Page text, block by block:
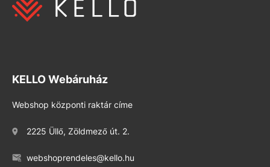
KELLO Webáruház
Webshop központi raktár címe
2225 Üllő, Zöldmező út. 2.
webshoprendeles@kello.hu